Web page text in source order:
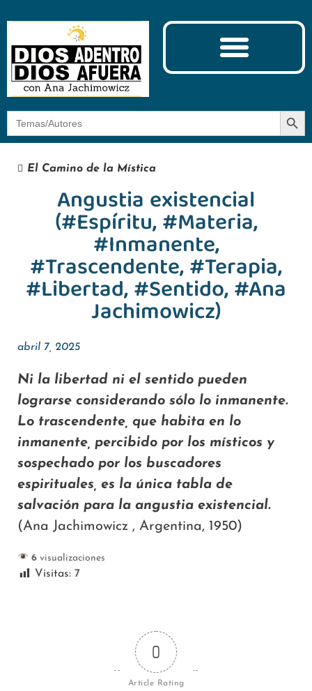
Botón
El Camino de la Mística
Angustia existencial
(#Espíritu, #Materia,
#Inmanente,
#Trascendente, #Terapia,
#Libertad, #Sentido, #Ana
Jachimowicz)
abril 7, 2025
Ni la libertad ni el sentido pueden
lograrse considerando sólo lo inmanente.
Lo trascendente, que habita en lo
inmanente, percibido por los místicos y
sospechado por los buscadores
espirituales, es la única tabla de
salvación para la angustia existencial.
(Ana Jachimowicz , Argentina, 1950)
6visualizaciones
Visitas: 7
0
Article Rating